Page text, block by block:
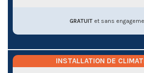
GRATUIT et sans
INSTALLATION DE